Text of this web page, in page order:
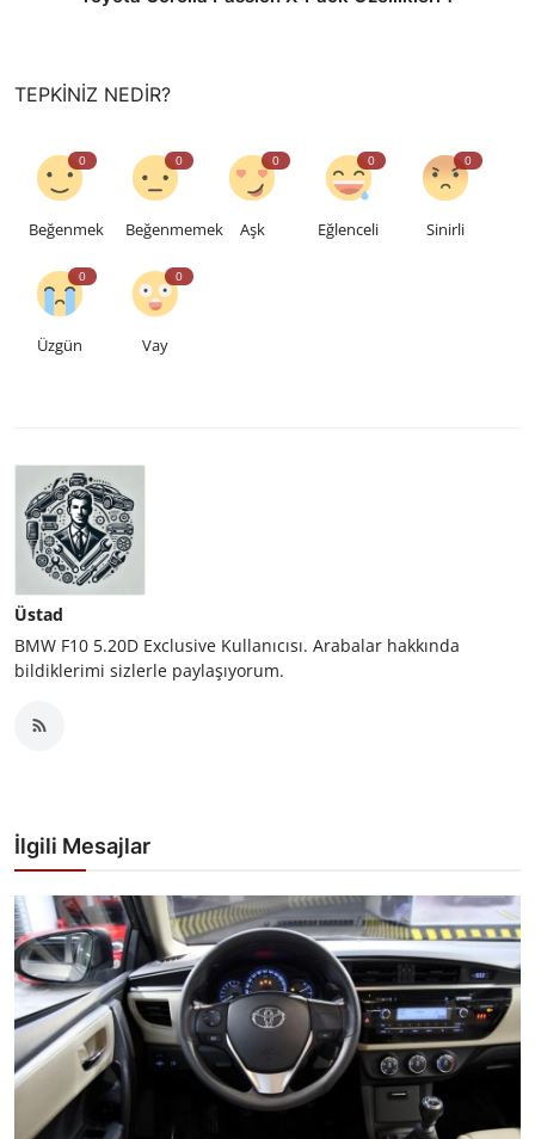
TEPKINIZ NEDIR?
0
Beğenmek
0
Beğenmemek
0
Aşk
0
Eğlenceli
0
Sinirli
0
Üzgün
0
Vay
Üstad
BMW F10 5.20D Exclusive Kullanıcısı. Arabalar hakkında
bildiklerimi sizlerle paylaşıyorum.
İlgili Mesajlar